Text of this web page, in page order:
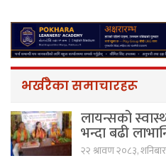
भर्खरैका समाचारहरू
लायन्सको
भन्दा बढी
२२ श्रावण २०८३,